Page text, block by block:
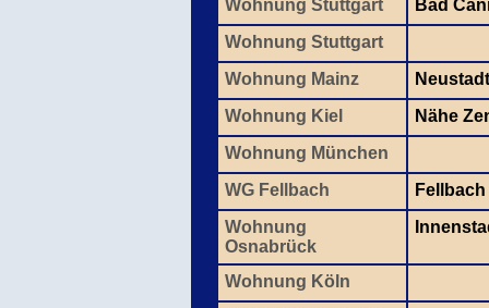
Wohnung Stuttgart
Bad
Wohnung Stuttgart
Wohnung Mainz
Neustadt
Wohnung Kiel
Nähe
Wohnung München
WG Fellbach
Fellbach
Wohnung
Osnabrück
Wohnung Köln